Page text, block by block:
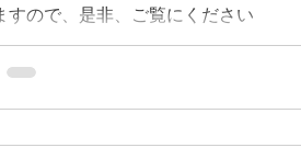
すので、是非、ご覧にください